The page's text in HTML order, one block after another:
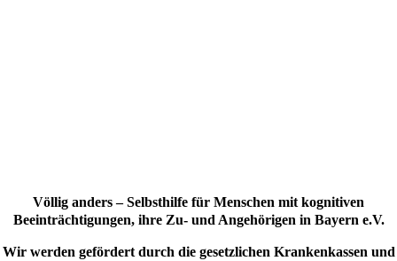
Völlig anders – Selbsthilfe für Menschen mit kognitiven
Beeinträchtigungen, ihre Zu- und Angehörigen in Bayern e.V.
Wir werden gefördert durch die gesetzlichen Krankenkassen und